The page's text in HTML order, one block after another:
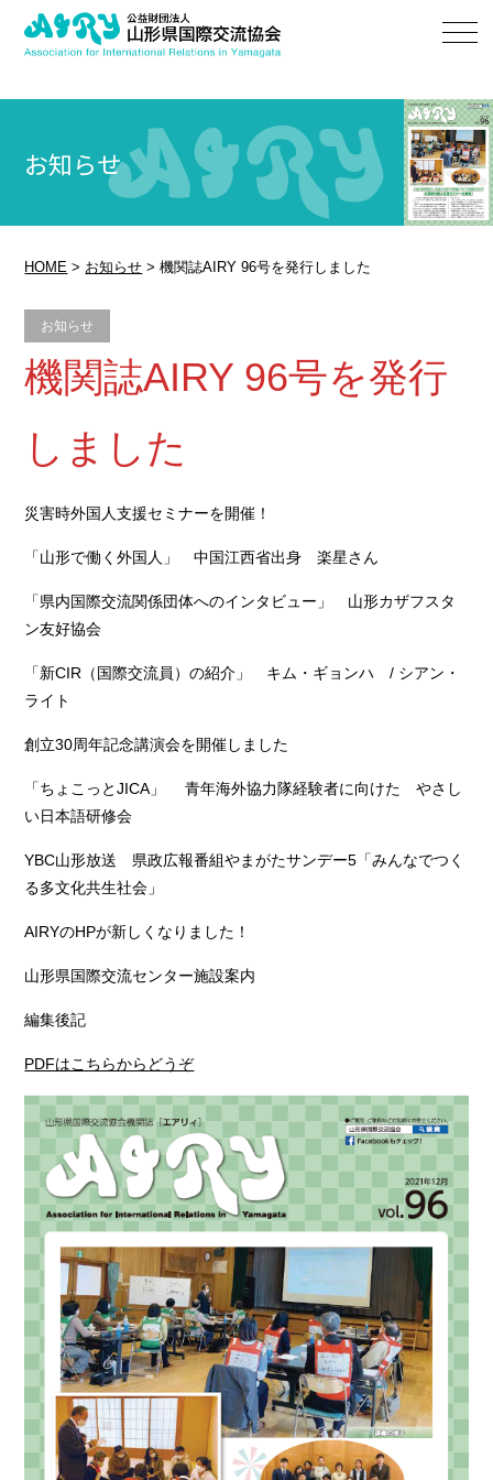
お知らせ
HOME > お知らせ >機関誌AIRY 96号を発行しました
お知らせ
機関誌AIRY 96号を発行
しました
災害時外国人支援セミナーを開催！
「山形で働く外国人」 中国江西省出身 楽星さん
「県内国際交流関係団体へのインタビュー」 山形カザフスタ
ン友好協会
「新CIR（国際交流員）の紹介」 キム・ギョンハ / シアン・
ライト
創立30周年記念講演会を開催しました
「ちょこっとJICA」 青年海外協力隊経験者に向けた やさし
い日本語研修会
YBC山形放送 県政広報番組やまがたサンデー5「みんなでつく
る多文化共生社会」
AIRYのHPが新しくなりました！
山形県国際交流センター施設案内
編集後記
PDFはこちらからどうぞ